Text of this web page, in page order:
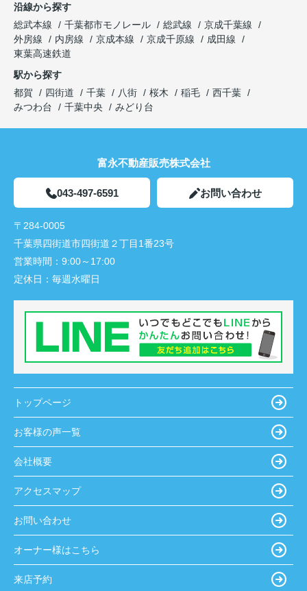
沿線から探す
総武本線
千葉都市モノレール 総武線
京成千葉線
外房線
内房線 京成本線 京成千原線
成田線
東葉高速鉄道
駅から探す
都賀
四街道 千葉 八街 桜木 稲毛
西千葉
みつわ台
千葉中央 みどり台
富永不動産販売株式会社
043-497-6591 お問い合わせ
〒284-0005
千葉県四街道市四街道２丁目1番23号
営業時間： 9:00～17:00
定休日： 毎週水曜日
トップページ
お客様の声一覧
会社概要
アクセスマップ
お問い合わせ
オーナー様はこちら
来店予約